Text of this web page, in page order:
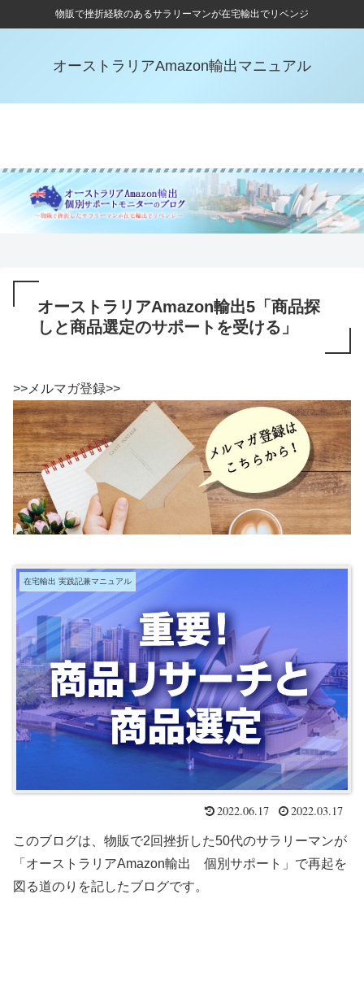
物販で挫折経験のあるサラリーマンが在宅輸出でリベンジ
オーストラリアAmazon輸出マニュアル
オーストラリアAmazon輸出5「商品探
しと商品選定のサポートを受ける」
>>メルマガ登録>>
在宅輸出 実践記兼マニュアル
2022.06.17 2022.03.17
このブログは、物販で2回挫折した50代のサラリーマンが
「オーストラリアAmazon輸出 個別サポート」で再起を
図る道のりを記したブログです。